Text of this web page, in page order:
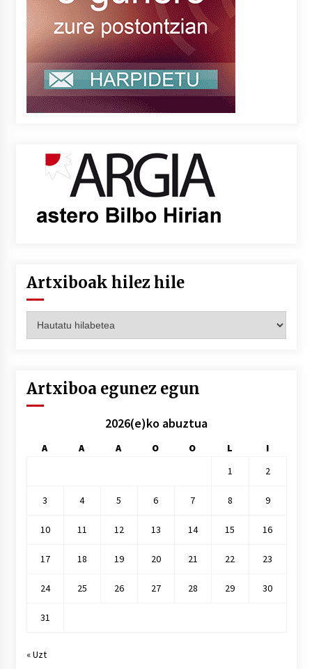
Artxiboak hilez hile
hilez
Artxiboa egunez egun
2026(e)ko abuztua
A A A O O L
I
1
2
3 4 5 6 7 8 9
10 11 12 13 14 15 16
17 18 19 20 21 22 23
24 25 26 27 28 29 30
31
« Uzt